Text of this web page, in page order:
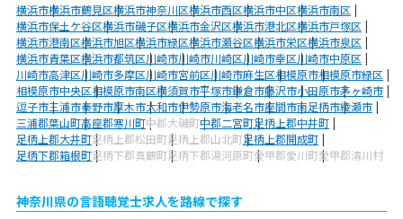
横浜市横浜市鶴見区横浜市神奈川区横浜市西区横浜市中区横浜市南区
横浜市保土ケ谷区横浜市磯子区横浜市金沢区横浜市港北区横浜市戸塚区
横浜市港南区横浜市旭区横浜市緑区横浜市瀬谷区横浜市栄区横浜市泉区
横浜市青葉区横浜市都筑区川崎市川崎市川崎区川崎市幸区川崎市中原区
川崎市高津区川崎市多摩区川崎市宮前区川崎市麻生区相模原市相模原市緑区
相模原市中央区相模原市南区横須賀市平塚市鎌倉市藤沢市小田原市茅ヶ崎市
逗子市三浦市秦野市厚木市大和市伊勢原市海老名市座間市南足柄市綾瀬市
三浦郡葉山町高座郡寒川町中郡大磯町中郡二宮町足柄上郡中井町
足柄上郡大井町足柄上郡松田町足柄上郡山北町足柄上郡開成町
足柄下郡箱根町足柄下郡真鶴町足柄下郡湯河原町愛甲郡愛川町愛甲郡清川村
神奈川県の言語聴覚士求人を路線で探す